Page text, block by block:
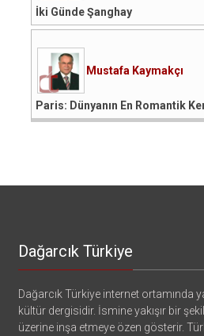
İki Günde Şanghay
Mustafa Kaymakçı
Paris: Dünyanın En Romantik
Dağarcık Türkiye
Dağarcık Türkiye internet ortamında
kültür dergisidir. İsmine yakışır bir
üzerine inşa etmeye özen gösterir.